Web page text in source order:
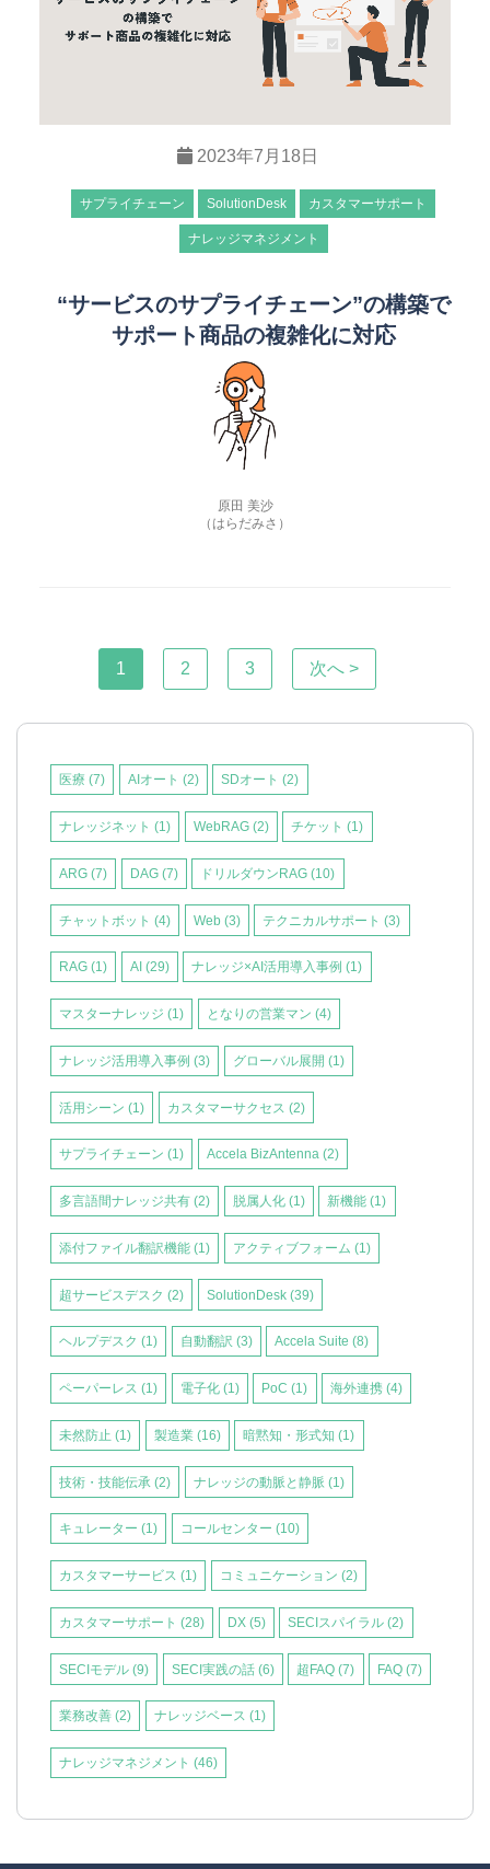
2023年7月18日
サプライチェーン SolutionDesk カスタマーサポート
ナレッジマネジメント
“サービスのサプライチェーン”の構築で
サポート商品の複雑化に対応
原田 美沙
（はらだみさ）
1 2 3 次へ >
医療(7) AIオート (2) SDオート(2)
ナレッジネット(1) WebRAG (2) チケット(1)
ARG(7) DAG (7) ドリルダウンRAG(10)
チャットボット(4) Web (3) テクニカルサポート(3)
RAG(1) AI (29) ナレッジ×AI活用導入事例(1)
マスターナレッジ(1) となりの営業マン (4)
ナレッジ活用導入事例(3) グローバル展開 (1)
活用シーン(1) カスタマーサクセス (2)
サプライチェーン(1) Accela BizAntenna (2)
多言語間ナレッジ共有(2) 脱属人化 (1) 新機能(1)
添付ファイル翻訳機能(1) アクティブフォーム (1)
超サービスデスク(2) SolutionDesk (39)
ヘルプデスク(1) 自動翻訳 (3) Accela Suite(8)
ペーパーレス(1) 電子化 (1) PoC(1) 海外連携 (4)
未然防止(1) 製造業 (16) 暗黙知・形式知(1)
技術・技能伝承(2) ナレッジの動脈と静脈 (1)
キュレーター(1) コールセンター (10)
カスタマーサービス(1) コミュニケーション (2)
カスタマーサポート(28) DX (5) SECIスパイラル(2)
SECIモデル(9) SECI実践の話 (6) 超FAQ(7) FAQ (7)
業務改善(2) ナレッジベース (1)
ナレッジマネジメント(46)